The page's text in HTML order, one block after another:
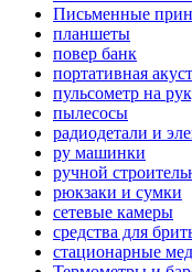
Письменные
планшеты
повер банк
портативная
пульсометр на
пылесосы
радиодетали и
ру машинки
ручной
рюкзаки и сумки
сетевые камеры
средства для
стационарные